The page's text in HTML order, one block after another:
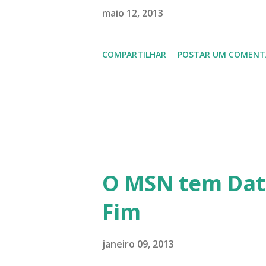
lançamento do Windows 8 e
em 2013 possamos estar
maio 12, 2013
COMPARTILHAR POSTAR UM
O MSN tem
Fim
janeiro 09, 2013